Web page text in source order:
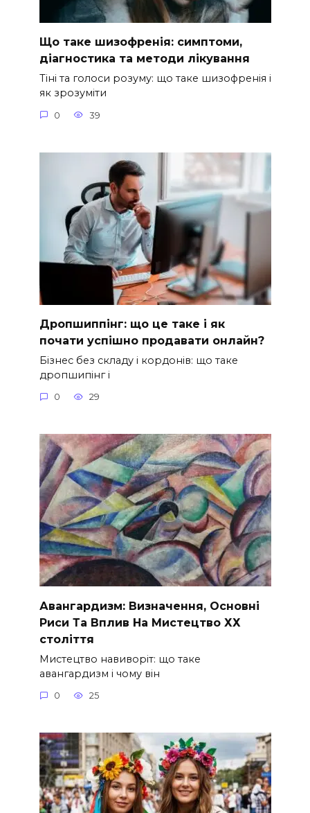
Що таке шизофренія: симптоми,
діагностика та методи лікування
Тіні та голоси розуму: що таке шизофренія і
як зрозуміти
0 39
Дропшиппінг: що це таке і як
почати успішно продавати онлайн?
Бізнес без складу і кордонів: що таке
дропшипінг і
0 29
Авангардизм: Визначення, Основні
Риси Та Вплив На Мистецтво ХХ
століття
Мистецтво навиворіт: що таке
авангардизм і чому він
0 25